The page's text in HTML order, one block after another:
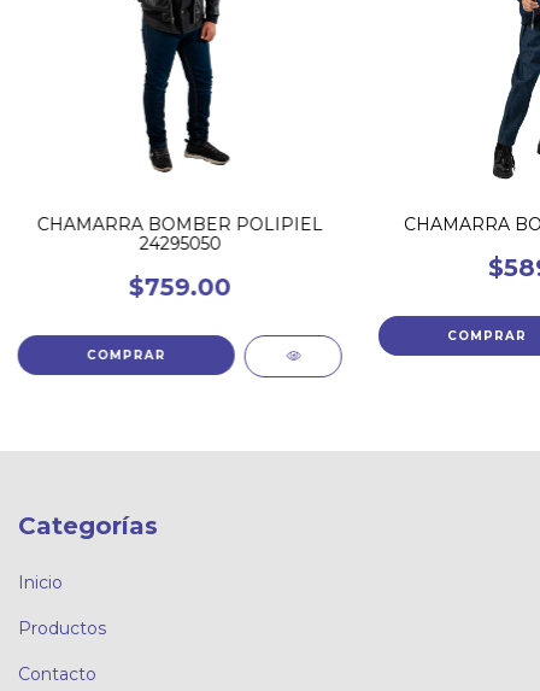
CHAMARRA BOMBER POLIPIEL
24295050
$759.00
COMPRAR
CHAMARRA
COMPRAR
Categorías
Inicio
Productos
Contacto